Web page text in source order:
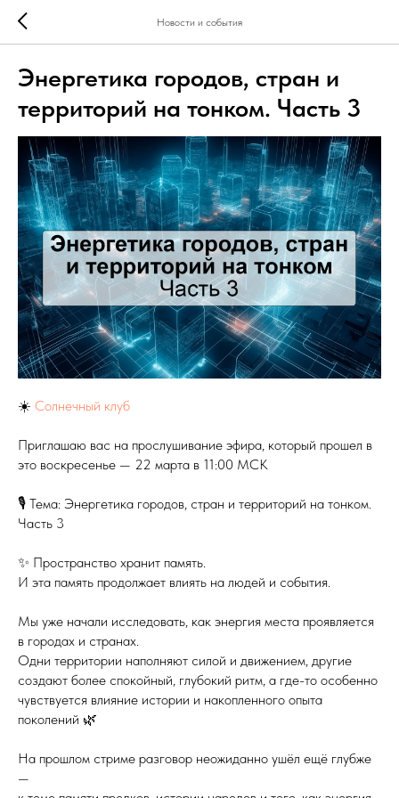
Новости и события
Энергетика городов, стран и
территорий на тонком. Часть 3
☀️ Солнечный клуб
Приглашаю вас на прослушивание эфира, который прошел в
это воскресенье — 22 марта в 11:00 МСК
🎙 Тема: Энергетика городов, стран и территорий на тонком.
Часть 3
✨ Пространство хранит память.
И эта память продолжает влиять на людей и события.
Мы уже начали исследовать, как энергия места проявляется
в городах и странах.
Одни территории наполняют силой и движением, другие
создают более спокойный, глубокий ритм, а где-то особенно
чувствуется влияние истории и накопленного опыта
поколений 🌿
На прошлом стриме разговор неожиданно ушёл ещё глубже
—